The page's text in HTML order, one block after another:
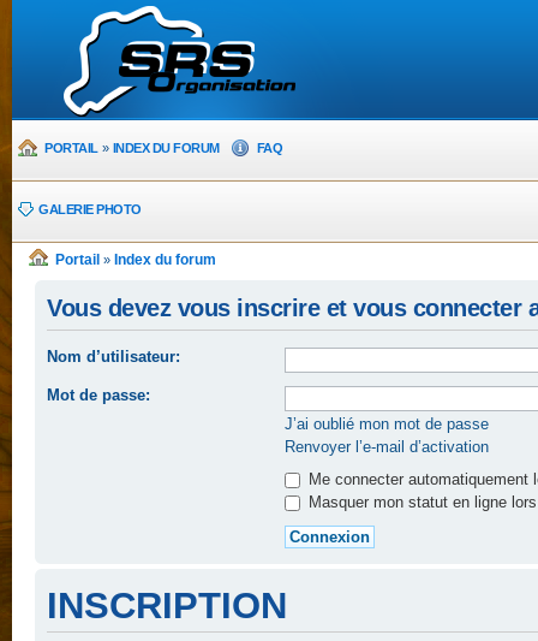
PORTAIL » INDEX DU FORUM FAQ
GALERIE PHOTO
Portail » Index du forum
Vous devez vous inscrire et vous
Nom d’utilisateur:
Mot de passe:
J’ai oublié mon mot de passe
Renvoyer l’e-mail d’activation
Me connecter automatiquement
Masquer mon statut en ligne
INSCRIPTION